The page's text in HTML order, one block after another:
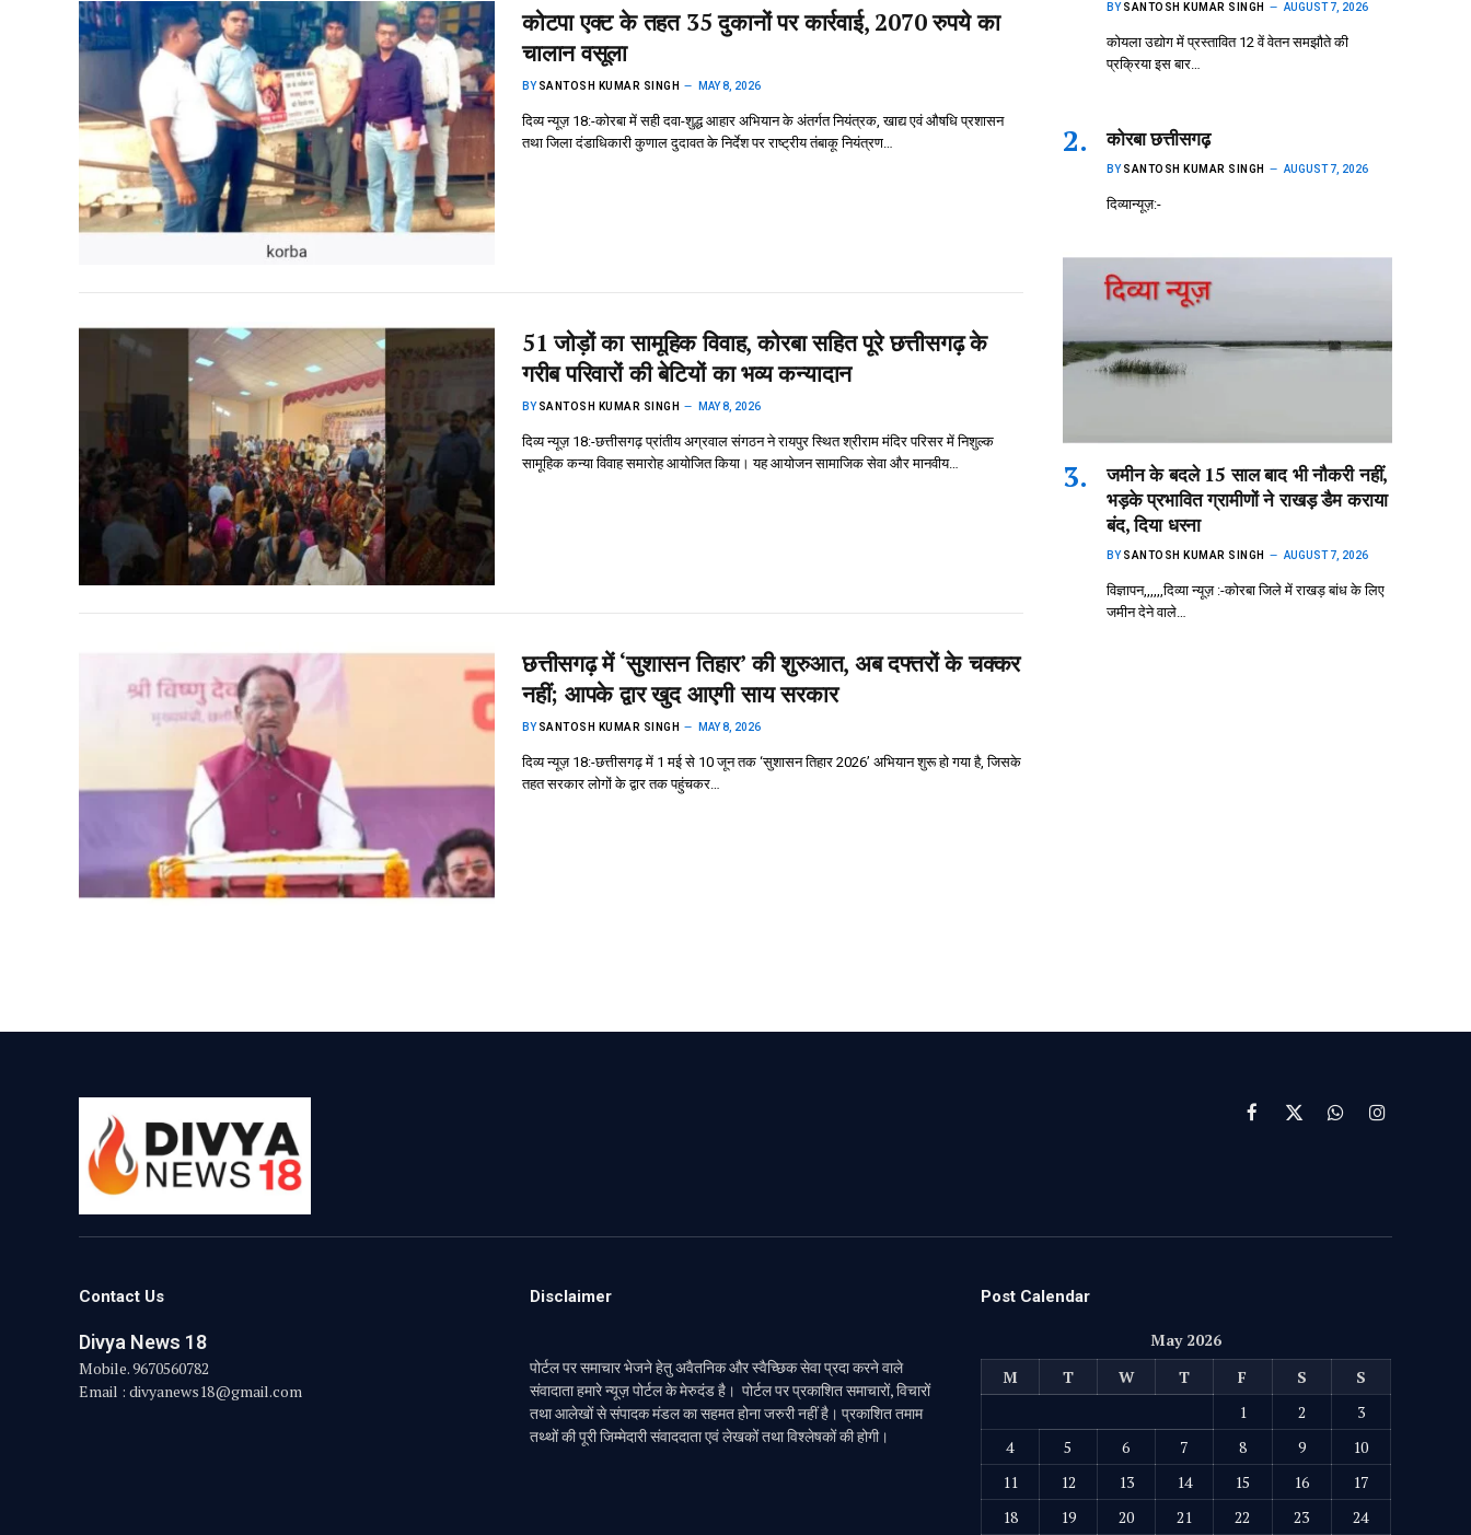
कोटपा एक्ट के तहत 35 दुकानों पर कार्रवाई, 2070 रुपये का
चालान वसूला
BY SANTOSH KUMAR SINGH MAY 8, 2026
दिव्य न्यूज़ 18:-कोरबा में सही दवा-शुद्ध आहार अभियान के अंतर्गत नियंत्रक, खाद्य एवं औषधि प्रशासन
तथा जिला दंडाधिकारी कुणाल दुदावत के निर्देश पर राष्ट्रीय तंबाकू नियंत्रण…
51 जोड़ों का सामूहिक विवाह, कोरबा सहित पूरे छत्तीसगढ़ के
गरीब परिवारों की बेटियों का भव्य कन्यादान
BY SANTOSH KUMAR SINGH MAY 8, 2026
दिव्य न्यूज़ 18:-छत्तीसगढ़ प्रांतीय अग्रवाल संगठन ने रायपुर स्थित श्रीराम मंदिर परिसर में निशुल्क
सामूहिक कन्या विवाह समारोह आयोजित किया। यह आयोजन सामाजिक सेवा और मानवीय…
छत्तीसगढ़ में ‘सुशासन तिहार’ की शुरुआत, अब दफ्तरों के चक्कर
नहीं; आपके द्वार खुद आएगी साय सरकार
BY SANTOSH KUMAR SINGH MAY 8, 2026
दिव्य न्यूज़ 18:-छत्तीसगढ़ में 1 मई से 10 जून तक ‘सुशासन तिहार 2026’ अभियान शुरू हो गया है, जिसके
तहत सरकार लोगों के द्वार तक पहुंचकर…
BY SANTOSH KUMAR SINGH AUGUST 7, 2026
कोयला उद्योग में प्रस्तावित 12 वें वेतन समझौते की
प्रक्रिया इस बार…
कोरबा छत्तीसगढ़
BY SANTOSH KUMAR SINGH AUGUST 7, 2026
दिव्यान्यूज़:-
जमीन के बदले 15 साल बाद भी नौकरी नहीं,
भड़के प्रभावित ग्रामीणों ने राखड़ डैम कराया
बंद, दिया धरना
BY SANTOSH KUMAR SINGH AUGUST 7, 2026
विज्ञापन,,,,,,दिव्या न्यूज़ :-कोरबा जिले में राखड़ बांध के लिए
जमीन देने वाले…
Facebook
X
WhatsAppInstagram
Contact Us
Divya News 18
Mobile. 9670560782
Email : divyanews18@gmail.com
Disclaimer
पोर्टल पर समाचार भेजने हेतु अवैतनिक और स्वैच्छिक सेवा प्रदा करने वाले
संवादाता हमारे न्यूज़ पोर्टल के मेरुदंड है। पोर्टल पर प्रकाशित समाचारों, विचारों
तथा आलेखों से संपादक मंडल का सहमत होना जरुरी नहीं है। प्रकाशित तमाम
तथ्थों की पूरी जिम्मेदारी संवाददाता एवं लेखकों तथा विश्लेषकों की होगी।
Post Calendar
May 2026
M
T W T F S
S
1
2
3
4
5 6 7 8 9
10
11
12 13 14 15 16
17
18
19 20 21 22 23 24